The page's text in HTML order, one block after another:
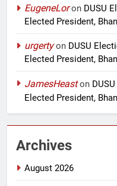
EugeneLoron DUSU
Elected President,
urgertyon DUSU
Elected President,
JamesHeaston
Elected President,
Archives
August 2026